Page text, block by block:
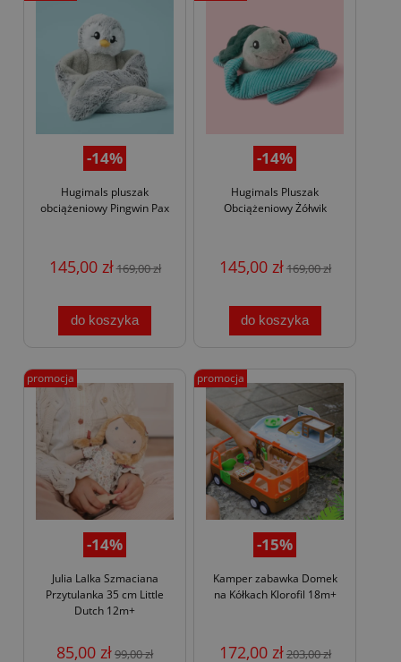
-14%
Hugimals pluszak
obciążeniowy Pingwin Pax
145,00 zł169,00 zł
do koszyka
-14%
Hugimals Pluszak
Obciążeniowy Żółwik
145,00 zł169,00 zł
do koszyka
-14%
Julia Lalka Szmaciana
Przytulanka 35 cm Little
Dutch 12m+
85,00 zł99,00 zł
promocja
-15%
Kamper zabawka Domek
na Kółkach Klorofil 18m+
172,00 zł203,00 zł
promocja